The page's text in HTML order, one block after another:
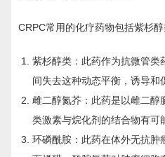
CRPC常用的化疗药物包括紫杉
紫杉醇类：此药作为抗微管类
间失去这种动态平衡，诱导和
雌二醇氮芥：此药是以雌二醇
类激素与烷化剂的结合物有可
环磷酰胺：此药在体外无抗肿